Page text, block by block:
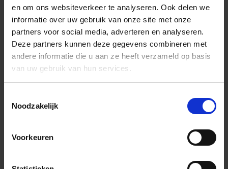
en om ons websiteverkeer te analyseren. Ook delen we
informatie over uw gebruik van onze site met onze
partners voor social media, adverteren en analyseren.
Deze partners kunnen deze gegevens combineren met
andere informatie die u aan ze heeft verzameld op basis
van uw gebruik van hun services.
Noodzakelijk
Voorkeuren